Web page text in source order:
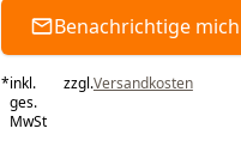
Benachrichtige mich
*inkl.
ges.
MwSt
zzgl.Versandkosten